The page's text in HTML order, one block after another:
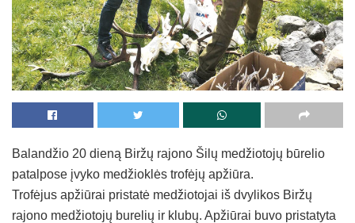
Balandžio 20 dieną Biržų rajono Šilų medžiotojų būrelio
patalpose įvyko medžioklės trofėjų apžiūra.
Trofėjus apžiūrai pristatė medžiotojai iš dvylikos Biržų
rajono medžiotojų burelių ir klubų. Apžiūrai buvo pristatyta